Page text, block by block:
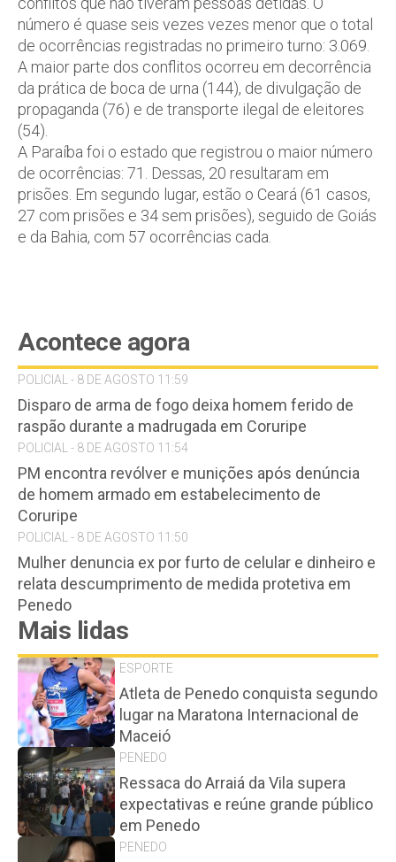
número é quase seis vezes vezes menor que o total
de ocorrências registradas no primeiro turno: 3.069.
A maior parte dos conflitos ocorreu em decorrência
da prática de boca de urna (144), de divulgação de
propaganda (76) e de transporte ilegal de eleitores
(54).
A Paraíba foi o estado que registrou o maior número
de ocorrências: 71. Dessas, 20 resultaram em
prisões. Em segundo lugar, estão o Ceará (61 casos,
27 com prisões e 34 sem prisões), seguido de Goiás
e da Bahia, com 57 ocorrências cada.
Acontece agora
POLICIAL - 8 DE AGOSTO 11:59
Disparo de arma de fogo deixa homem ferido de
raspão durante a madrugada em Coruripe
POLICIAL - 8 DE AGOSTO 11:54
PM encontra revólver e munições após denúncia
de homem armado em estabelecimento de
Coruripe
POLICIAL - 8 DE AGOSTO 11:50
Mulher denuncia ex por furto de celular e dinheiro e
relata descumprimento de medida protetiva em
Penedo
Mais lidas
ESPORTE
Atleta de Penedo conquista segundo
lugar na Maratona Internacional de
Maceió
PENEDO
Ressaca do Arraiá da Vila supera
expectativas e reúne grande público
em Penedo
PENEDO